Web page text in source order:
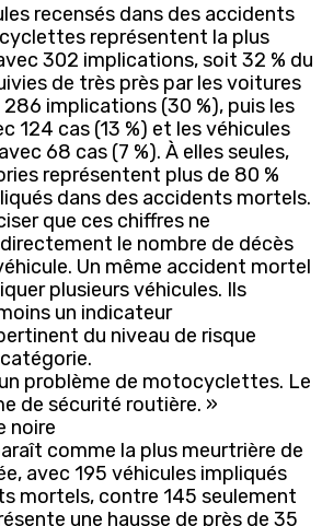
recensés dans des accidents
représentent la plus
302 implications, soit 32 % du
de très près par les voitures
implications (30 %), puis les
124 cas (13 %) et les véhicules
68 cas (7 %). À elles seules,
représentent plus de 80 %
dans des accidents mortels.
que ces chiffres ne
le nombre de décès
Un même accident mortel
plusieurs véhicules. Ils
un indicateur
du niveau de risque
un problème de motocyclettes. Le
de sécurité routière. »
noire
comme la plus meurtrière de
avec 195 véhicules impliqués
mortels, contre 145 seulement
une hausse de près de 35